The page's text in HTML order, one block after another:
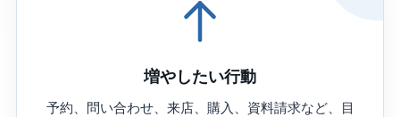
増やしたい行動
予約、問い合わせ、来店、購入、資料請求など、目